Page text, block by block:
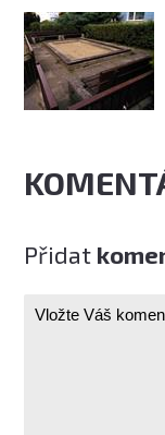
Přidat